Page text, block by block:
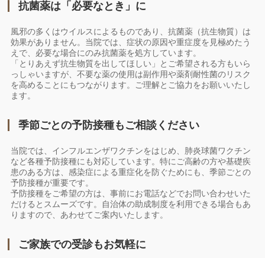
抗菌薬は「必要なとき」に
風邪の多くはウイルスによるものであり、抗菌薬（抗生物質）は
効果がありません。当院では、症状の原因や重症度を見極めたう
えで、必要な場合にのみ抗菌薬を処方しています。
「とりあえず抗生物質を出してほしい」とご希望される方もいら
っしゃいますが、不要な薬の使用は副作用や薬剤耐性菌のリスク
を高めることにもつながります。ご理解とご協力をお願いいたし
ます。
季節ごとの予防接種もご相談ください
当院では、インフルエンザワクチンをはじめ、肺炎球菌ワクチン
など各種予防接種にも対応しています。特にご高齢の方や基礎疾
患のある方は、感染症による重症化を防ぐためにも、季節ごとの
予防接種が重要です。
予防接種をご希望の方は、事前にお電話などでお問い合わせいた
だけるとスムーズです。自治体の助成制度を利用できる場合もあ
りますので、あわせてご案内いたします。
ご家族での受診もお気軽に